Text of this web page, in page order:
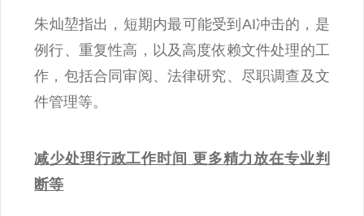
朱灿堃指出，短期内最可能受到AI冲击的，是
例行、重复性高，以及高度依赖文件处理的工
作，包括合同审阅、法律研究、尽职调查及文
件管理等。
减少处理行政工作时间 更多精力放在专业判
断等